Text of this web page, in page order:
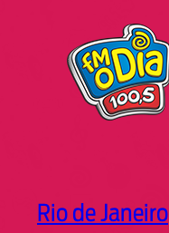
Rio de Janeiro